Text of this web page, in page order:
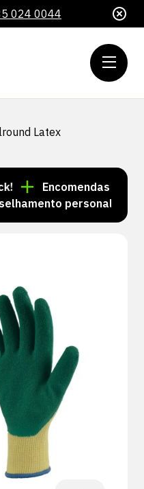
024 0044
Latex
Encomendas feitas
personalizado?